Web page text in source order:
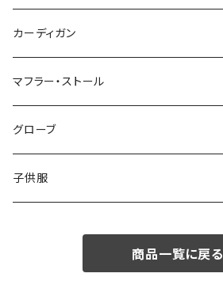
50/XL～
48/L
50/XL～
46/M
48/L
50/XL～
～44/S
46/M
48/L
50/XL～
カーディガン
～44/S
46/M
48/L
マフラー・ストール
グローブ
子供服
商品一覧に戻る